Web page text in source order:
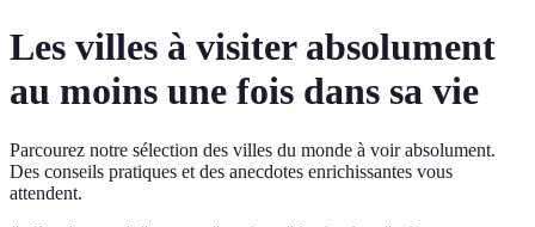
Les villes à visiter absolument
au moins une fois dans sa vie
Parcourez notre sélection des villes du monde à voir absolument.
Des conseils pratiques et des anecdotes enrichissantes vous
attendent.